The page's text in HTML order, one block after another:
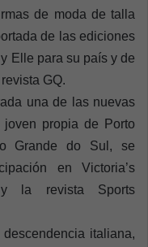
de moda de talla
de las ediciones
Elle para su país y de
GQ.
una de las nuevas
propia de Porto
Grande do Sul, se
en Victoria’s
y la revista Sports
descendencia italiana,